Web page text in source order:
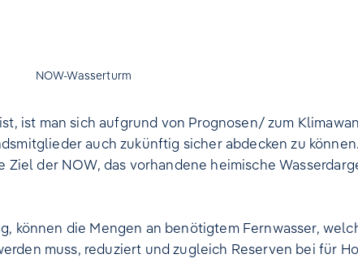
NOW-Wasserturm
ist man sich aufgrund von Prognosen/ zum
auch zukünftig sicher abdecken zu
der NOW, das vorhandene heimische
können die Mengen an benötigtem Fernwasser,
muss, reduziert und zugleich Reserven bei für